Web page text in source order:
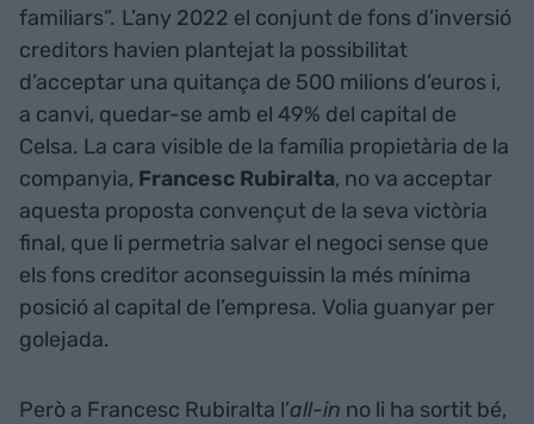
familiars”. L’any 2022 el conjunt de fons d’inversió
creditors havien plantejat la possibilitat
d’acceptar una quitança de 500 milions d’euros i,
a canvi, quedar-se amb el 49% del capital de
Celsa. La cara visible de la família propietària de la
companyia, Francesc Rubiralta, no va acceptar
aquesta proposta convençut de la seva victòria
final, que li permetria salvar el negoci sense que
els fons creditor aconseguissin la més mínima
posició al capital de l’empresa. Volia guanyar per
golejada.
Però a Francesc Rubiralta l’all-in no li ha sortit bé,